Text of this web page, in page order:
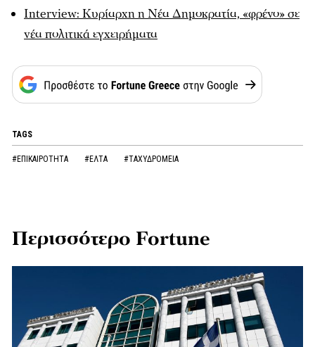
Interview: Κυρίαρχη η Νέα Δημοκρατία, «φρένο» σε
νέα πολιτικά εγχειρήματα
TAGS
#ΕΠΙΚΑΙΡΟΤΗΤΑ #ΕΛΤΑ #ΤΑΧΥΔΡΟΜΕΙΑ
Περισσότερο Fortune